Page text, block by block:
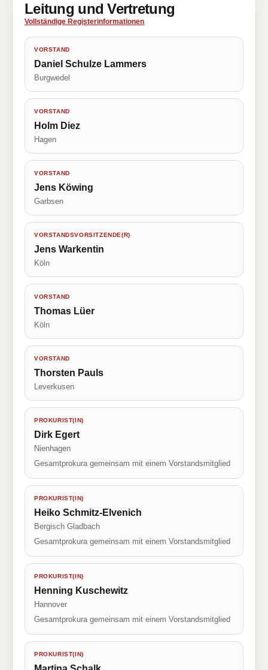
Leitung und Vertretung
Vollständige Registerinformationen
VORSTAND
Daniel Schulze Lammers
Burgwedel
VORSTAND
Holm Diez
Hagen
VORSTAND
Jens Köwing
Garbsen
VORSTANDSVORSITZENDE(R)
Jens Warkentin
Köln
VORSTAND
Thomas Lüer
Köln
VORSTAND
Thorsten Pauls
Leverkusen
PROKURIST(IN)
Dirk Egert
Nienhagen
Gesamtprokura gemeinsam mit einem Vorstandsmitglied
PROKURIST(IN)
Heiko Schmitz-Elvenich
Bergisch Gladbach
Gesamtprokura gemeinsam mit einem Vorstandsmitglied
PROKURIST(IN)
Henning Kuschewitz
Hannover
Gesamtprokura gemeinsam mit einem Vorstandsmitglied
PROKURIST(IN)